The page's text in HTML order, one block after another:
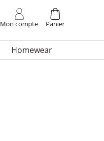
Mon compte Panier
Home­wear